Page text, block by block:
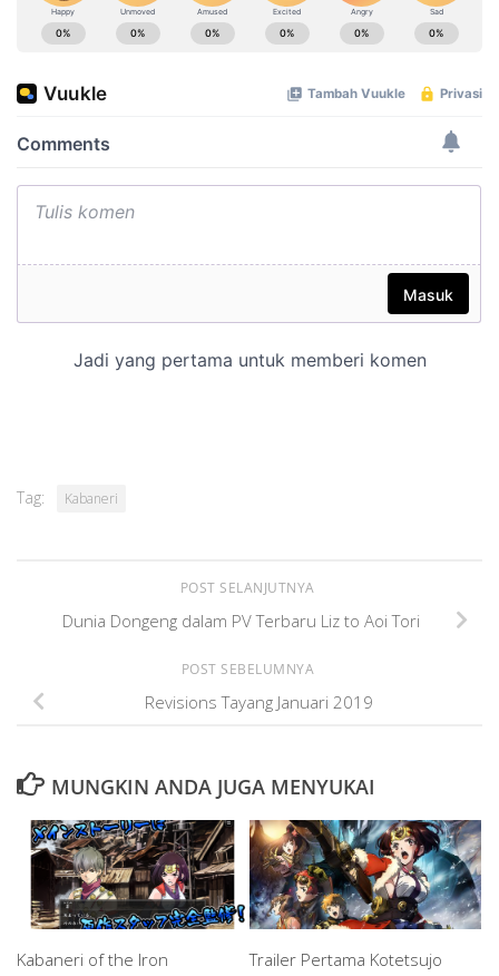
Tag: Kabaneri
POST SELANJUTNYA
Dunia Dongeng dalam PV Terbaru Liz to Aoi Tori
POST SEBELUMNYA
Revisions Tayang Januari 2019
MUNGKIN ANDA JUGA MENYUKAI
Kabaneri of the Iron
Trailer Pertama Kotetsujo